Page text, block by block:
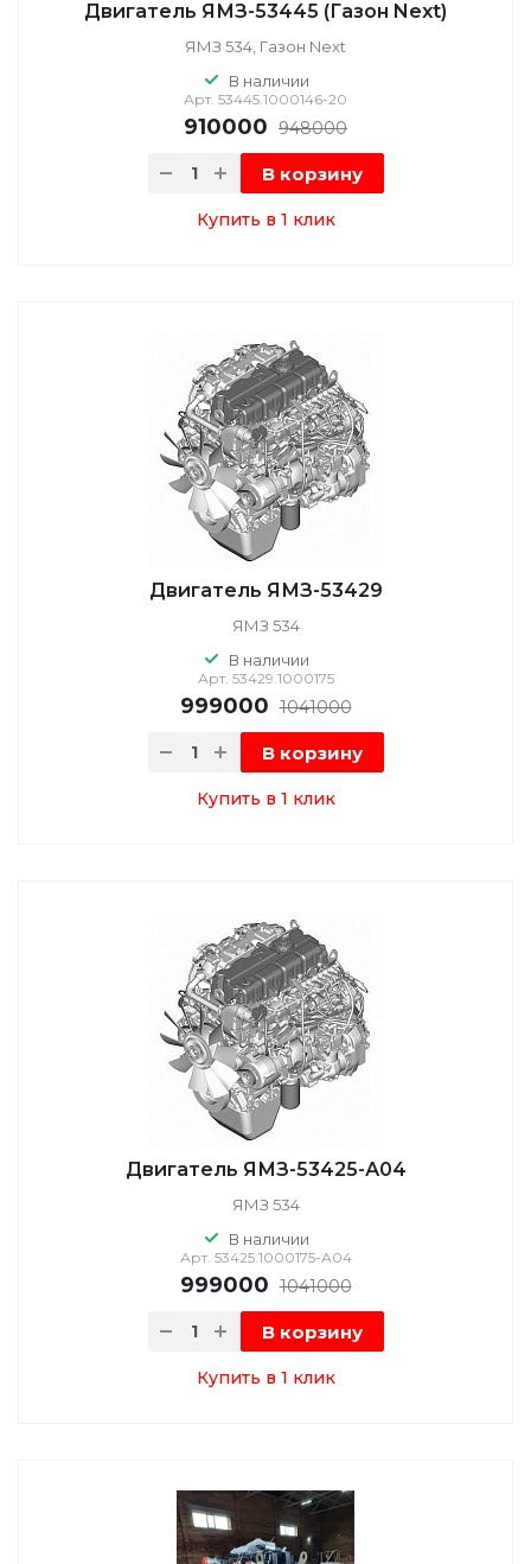
Двигатель ЯМЗ-53445 (Газон Next)
ЯМЗ 534, Газон Next
В наличии
Арт. 53445.1000146-20
910000 948000
В корзину
Купить в 1 клик
Двигатель ЯМЗ-53429
ЯМЗ 534
В наличии
Арт. 53429.1000175
999000 1041000
В корзину
Купить в 1 клик
Двигатель ЯМЗ-53425-А04
ЯМЗ 534
В наличии
Арт. 53425.1000175-А04
999000 1041000
В корзину
Купить в 1 клик